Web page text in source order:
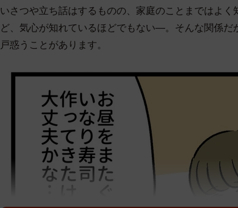
いさつや立ち話はするものの、家庭のことまではよ
ど、気心が知れているほどでもない―。そんな関係だ
戸惑うことがあります。